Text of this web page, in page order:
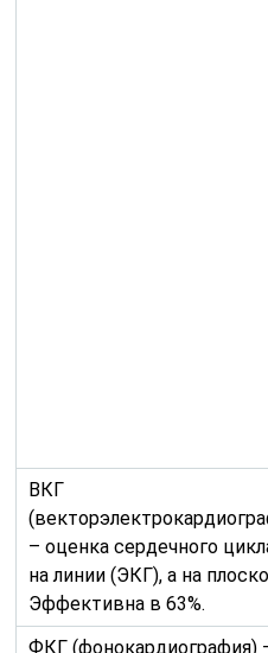
ВКГ
– оценка сердечного
на линии (ЭКГ), а на
Эффективна в 63%.
ФКГ (фонокардиография)